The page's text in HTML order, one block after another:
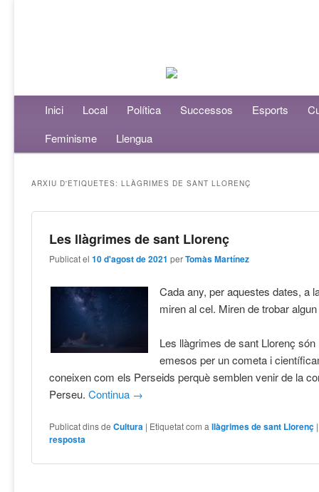
Menú principalAneu al contingut principal
Aneu al contingut secundari
Inici Local Política Successos Esports
Feminisme
Llengua
ARXIU D'ETIQUETES:LLÀGRIMES DE SANT LLORENÇ
Les llàgrimes de sant Llorenç
Publicat el10 d'agost de 2021 perTomàs Martínez
Cada any, per aquestes dates, a
miren al cel. Miren de trobar
Les llàgrimes de sant Llorenç
emesos per un cometa i
coneixen com els Perseids perquè semblen venir de la
Perseu.Continua →
Publicat dins de Cultura | Etiquetat com a llàgrimes de sant Llorenç
resposta